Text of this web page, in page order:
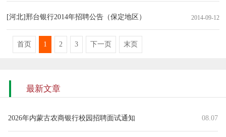
[河北]邢台银行2014年招聘公告（保定地区） 2014-09-12
首页 1 2 3 下一页 末页
最新文章
2026年内蒙古农商银行校园招聘面试通知 08.07